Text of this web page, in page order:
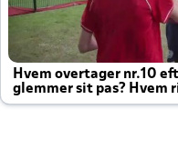
Hvem overtager nr.10
glemmer sit pas? Hvem
altid til efter kampe?